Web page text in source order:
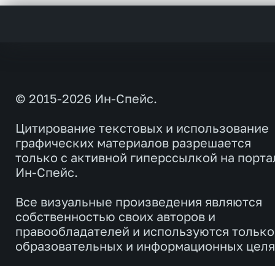
© 2015-2026 Ин-Спейс.
Цитирование текстовых и использование
графических материалов разрешается
только с активной гиперссылкой на
Ин-Спейс.
Все визуальные произведения являются
собственностью своих авторов и
правообладателей и используются
образовательных и информационных